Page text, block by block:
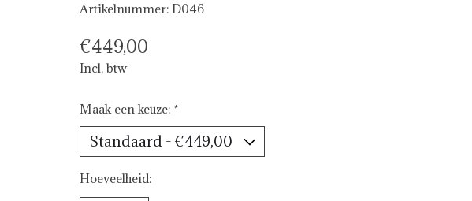
Artikelnummer: D046
€449,00
Incl. btw
Maak een keuze: *
Hoeveelheid: